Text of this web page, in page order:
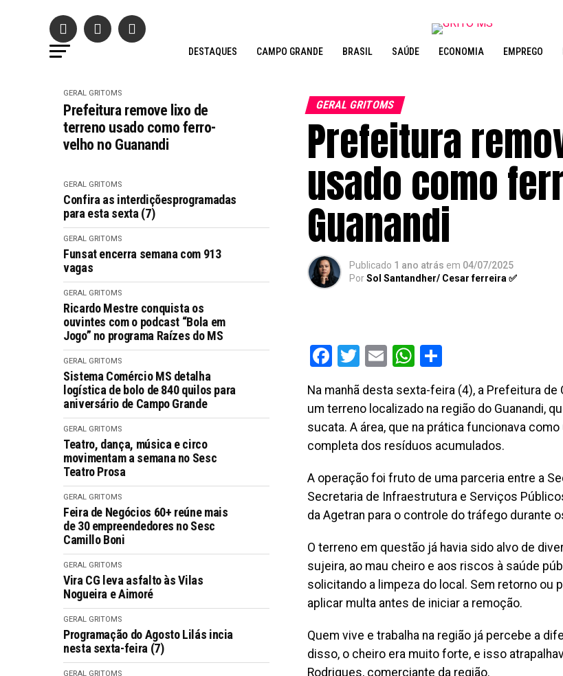
DESTAQUES CAMPO GRANDE BRASIL SAÚDE ECONOMIA EMPREGO
GERAL GRITOMS
Prefeitura remove lixo de
terreno usado como ferro-
velho no Guanandi
GERAL GRITOMS
Confira as interdiçõesprogramadas
para esta sexta (7)
GERAL GRITOMS
Funsat encerra semana com 913
vagas
GERAL GRITOMS
Ricardo Mestre conquista os
ouvintes com o podcast “Bola em
Jogo” no programa Raízes do MS
GERAL GRITOMS
Sistema Comércio MS detalha
logística de bolo de 840 quilos para
aniversário de Campo Grande
GERAL GRITOMS
Teatro, dança, música e circo
movimentam a semana no Sesc
Teatro Prosa
GERAL GRITOMS
Feira de Negócios 60+ reúne mais
de 30 empreendedores no Sesc
Camillo Boni
GERAL GRITOMS
Vira CG leva asfalto às Vilas
Nogueira e Aimoré
GERAL GRITOMS
Programação do Agosto Lilás incia
nesta sexta-feira (7)
GERAL GRITOMS
GERAL GRITOMS
Prefeitura
usado como
Guanandi
Publicado 1 ano atrás em 04/07/2025
PorSol Santandher/ Cesar ferreira ✅
Facebook
Twitter
EmailWhatsApp
Na manhã desta sexta-feira (4), a Prefeitura
um terreno localizado na região do Guanandi,
sucata. A área, que na prática funcionava
completa dos resíduos acumulados.
A operação foi fruto de uma parceria entre a
Secretaria de Infraestrutura e Serviços
da Agetran para o controle do tráfego durante
O terreno em questão já havia sido alvo de
sujeira, ao mau cheiro e aos riscos à saúde
solicitando a limpeza do local. Sem retorno ou
aplicar multa antes de iniciar a remoção.
Quem vive e trabalha na região já percebe a
disso, o cheiro era muito forte, e isso
Rodrigues, comerciante da região.